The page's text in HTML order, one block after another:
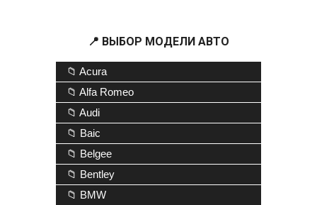
📍 ВЫБОР МОДЕЛИ АВТО
📁 Acura
📁 Alfa Romeo
📁 Audi
📁 Baic
📁 Belgee
📁 Bentley
📁 BMW